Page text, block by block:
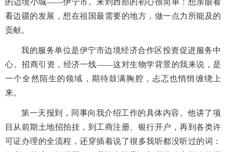
的边境小城——伊宁市。来到西部的初心很简单：想亲眼看
看边疆的发展，想在祖国最需要的地方，做一点力所能及的
贡献。
我的服务单位是伊宁市边境经济合作区投资促进服务中
心。招商引资，经济一线——这对生物学背景的我来说，是
一个全然陌生的领域，期待鼓满胸腔，忐忑也悄悄缠绕上
来。
第一天报到，同事向我介绍工作的具体内容。他讲了项
目从前期土地招拍挂，到工商注册、银行开户，再到各类许
可证办理的全流程，还穿插着说了很多我听都没听过的词：